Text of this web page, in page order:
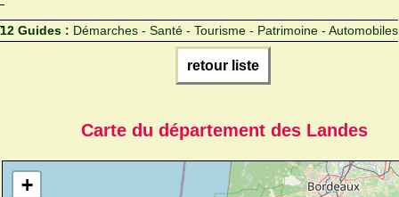
12 Guides : Démarches - Santé - Tourisme - Patrimoine - Automobiles
retour liste
Carte du département des Landes
+